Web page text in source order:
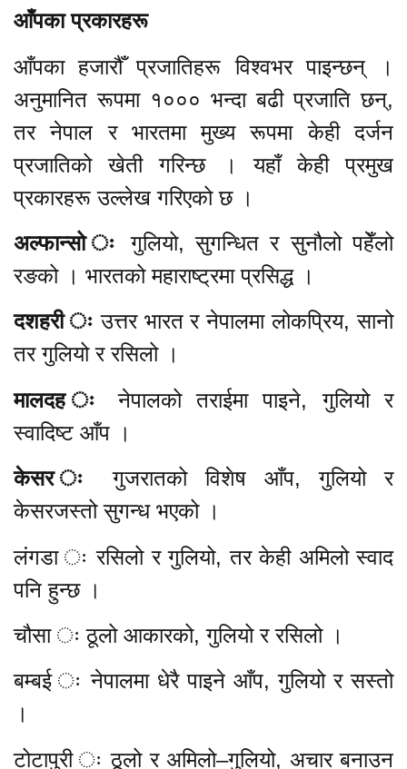
आँपका प्रकारहरू
आँपका हजारौँ प्रजातिहरू विश्वभर पाइन्छन् ।
अनुमानित रूपमा १००० भन्दा बढी प्रजाति छन्,
तर नेपाल र भारतमा मुख्य रूपमा केही दर्जन
प्रजातिको खेती गरिन्छ । यहाँ केही प्रमुख
प्रकारहरू उल्लेख गरिएको छ ।
अल्फान्सो ः
गुलियो, सुगन्धित र सुनौलो पहेँलो
रङको । भारतको महाराष्ट्रमा प्रसिद्ध ।
दशहरी ः उत्तर भारत र नेपालमा लोकप्रिय, सानो
तर गुलियो र रसिलो ।
मालदह ः
नेपालको तराईमा पाइने, गुलियो र
स्वादिष्ट आँप ।
केसर ः
गुजरातको विशेष आँप, गुलियो र
केसरजस्तो सुगन्ध भएको ।
लंगडा ः रसिलो र गुलियो, तर केही अमिलो स्वाद
पनि हुन्छ ।
चौसा ः ठूलो आकारको, गुलियो र रसिलो ।
बम्बई ः नेपालमा धेरै पाइने आँप, गुलियो र सस्तो
।
टोटापुरी ः ठूलो र अमिलो–गुलियो, अचार बनाउन